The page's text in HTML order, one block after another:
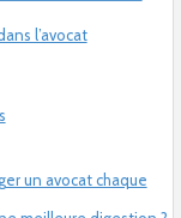
l’avocat
un avocat chaque